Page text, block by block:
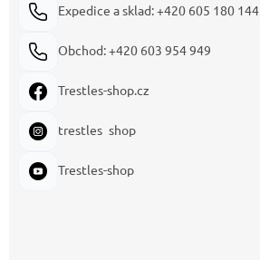
Expedice a sklad: +420 605 180 144
Obchod: +420 603 954 949
Trestles-shop.cz
trestles_shop
Trestles-shop